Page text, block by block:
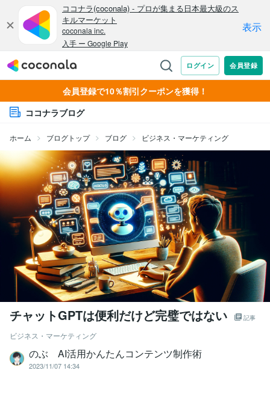
会員登録で10％割引クーポンを獲得！
ココナラブログ
ホーム ブログトップ ブログ ビジネス・マーケティング
チャットGPTは便利だけど完璧ではない 記事
ビジネス・マーケティング
のぶ AI活用かんたんコンテンツ制作術
2023/11/07 14:34